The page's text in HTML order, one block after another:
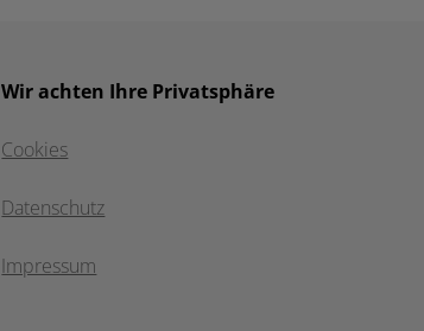
Wir achten Ihre Privatsphäre
Cookies
Datenschutz
Impressum